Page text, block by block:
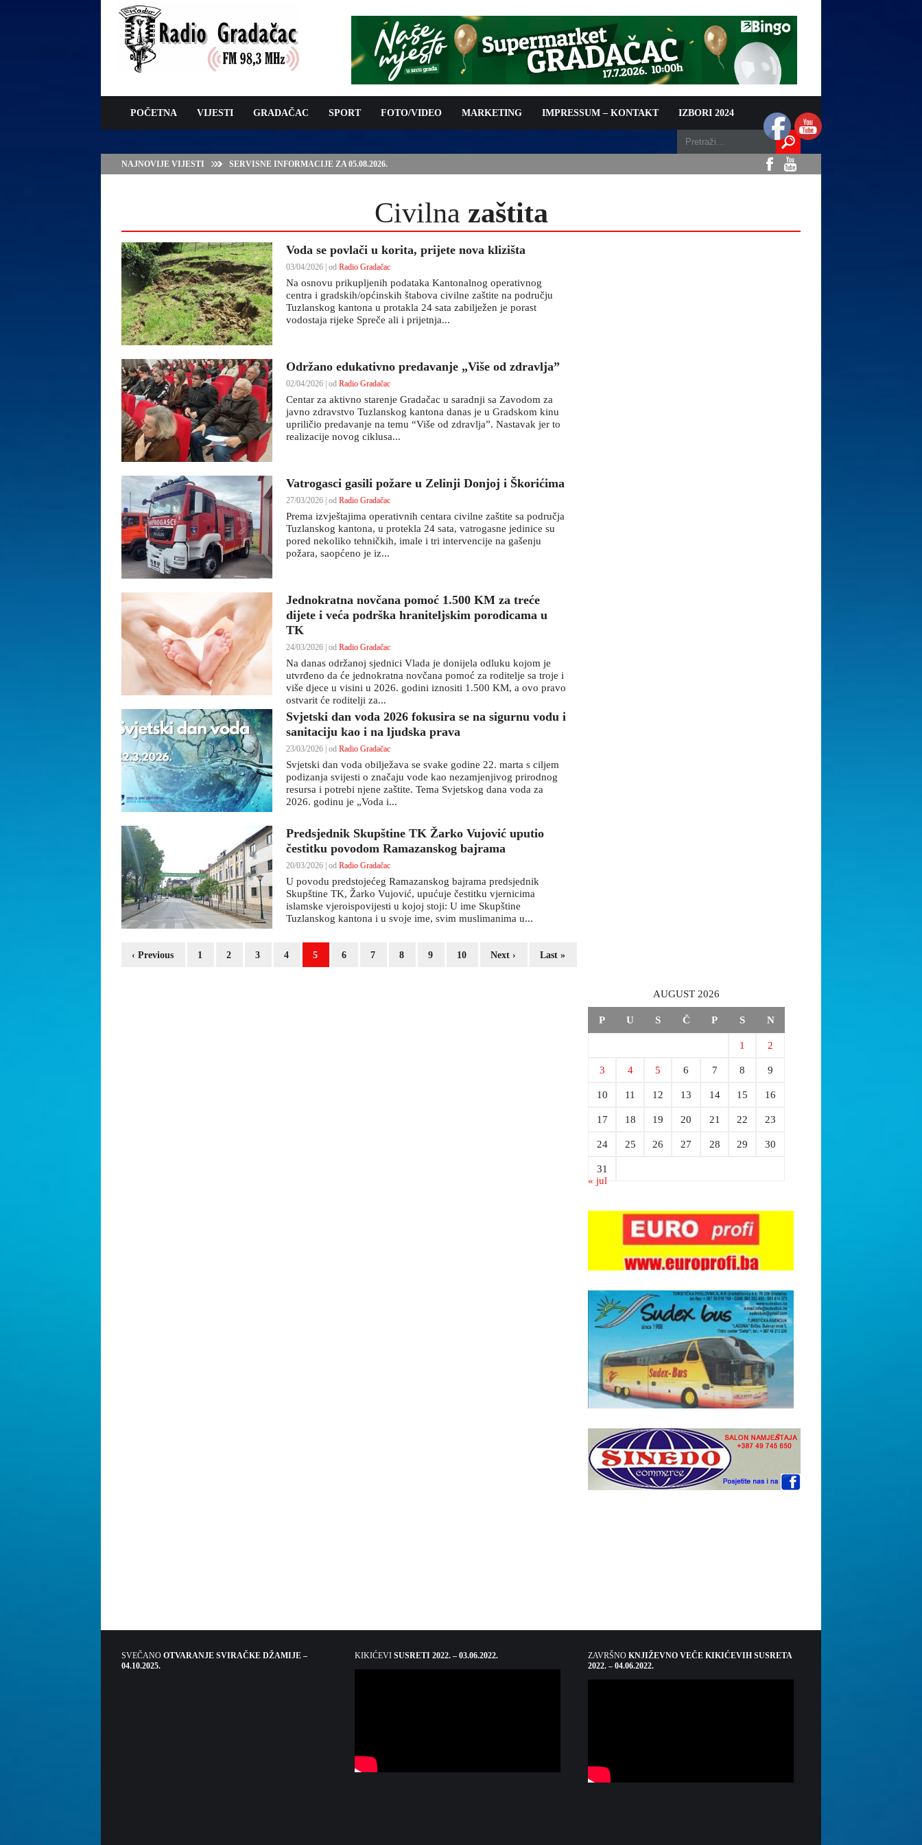
POČETNA VIJESTI GRADAČAC SPORT FOTO/VIDEO MARKETING IMPRESSUM – KONTAKT IZBORI 2024
NAJNOVIJE VIJESTI
JAVNI POZIV ZA PODNOŠENJE ZAHTJEVA ZA OSTVARIVANJE PRAVA NA
SUFINANSIRANJE TROŠKOVA PROVOĐENJA PROGRAMA PREVENTIVNIH MJERA
Civilna zaštita
Voda se povlači u korita, prijete nova klizišta
03/04/2026 | od Radio Gradačac
Na osnovu prikupljenih podataka Kantonalnog operativnog
centra i gradskih/općinskih štabova civilne zaštite na području
Tuzlanskog kantona u protakla 24 sata zabilježen je porast
vodostaja rijeke Spreče ali i prijetnja...
Održano edukativno predavanje „Više od zdravlja”
02/04/2026 | od Radio Gradačac
Centar za aktivno starenje Gradačac u saradnji sa Zavodom za
javno zdravstvo Tuzlanskog kantona danas je u Gradskom kinu
upriličio predavanje na temu “Više od zdravlja”. Nastavak jer to
realizacije novog ciklusa...
Vatrogasci gasili požare u Zelinji Donjoj i Škorićima
27/03/2026 | od Radio Gradačac
Prema izvještajima operativnih centara civilne zaštite sa područja
Tuzlanskog kantona, u protekla 24 sata, vatrogasne jedinice su
pored nekoliko tehničkih, imale i tri intervencije na gašenju
požara, saopćeno je iz...
Jednokratna novčana pomoć 1.500 KM za treće
dijete i veća podrška hraniteljskim porodicama u
TK
24/03/2026 | od Radio Gradačac
Na danas održanoj sjednici Vlada je donijela odluku kojom je
utvrđeno da će jednokratna novčana pomoć za roditelje sa troje i
više djece u visini u 2026. godini iznositi 1.500 KM, a ovo pravo
ostvarit će roditelji za...
Svjetski dan voda 2026 fokusira se na sigurnu vodu i
sanitaciju kao i na ljudska prava
23/03/2026 | od Radio Gradačac
Svjetski dan voda obilježava se svake godine 22. marta s ciljem
podizanja svijesti o značaju vode kao nezamjenjivog prirodnog
resursa i potrebi njene zaštite. Tema Svjetskog dana voda za
2026. godinu je „Voda i...
Predsjednik Skupštine TK Žarko Vujović uputio
čestitku povodom Ramazanskog bajrama
20/03/2026 | od Radio Gradačac
U povodu predstojećeg Ramazanskog bajrama predsjednik
Skupštine TK, Žarko Vujović, upućuje čestitku vjernicima
islamske vjeroispovijesti u kojoj stoji: U ime Skupštine
Tuzlanskog kantona i u svoje ime, svim muslimanima u...
‹ Previous 1 2 3 4 5 6 7 8 9 10 Next › Last »
AUGUST 2026
P U S Č P S N
1 2
3 4 5 6 7 8 9
10 11 12 13 14 15 16
17 18 19 20 21 22 23
24 25 26 27 28 29 30
31
« jul
SVEČANO OTVARANJE SVIRAČKE DŽAMIJE –
04.10.2025.
KIKIĆEVI SUSRETI 2022. – 03.06.2022. ZAVRŠNO KNJIŽEVNO VEČE KIKIĆEVIH SUSRETA
2022. – 04.06.2022.